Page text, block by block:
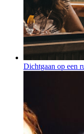
Dichtgaan op een